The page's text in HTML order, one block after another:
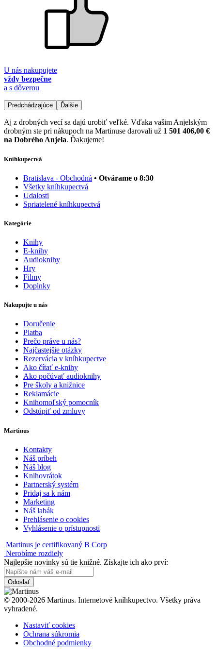
U nás nakupujete
vždy bezpečne
a s dôverou
Predchádzajúce Ďalšie
Aj z drobných vecí sa dajú urobiť veľké. Vďaka vašim Anjelským
drobným ste pri nákupoch na Martinuse darovali už 1 501 406,00 €
na Dobrého Anjela. Ďakujeme!
Kníhkupectvá
Bratislava - Obchodná • Otvárame o 8:30
Všetky kníhkupectvá
Udalosti
Spriatelené kníhkupectvá
Kategórie
Knihy
E-knihy
Audioknihy
Hry
Filmy
Doplnky
Nakupujte u nás
Doručenie
Platba
Prečo práve u nás?
Najčastejšie otázky
Rezervácia v kníhkupectve
Ako čítať e-knihy
Ako počúvať audioknihy
Pre školy a knižnice
Reklamácie
Knihomoľský pomocník
Odstúpiť od zmluvy
Martinus
Kontakty
Náš príbeh
Náš blog
Knihovrátok
Partnerský systém
Pridaj sa k nám
Marketing
Náš labák
Prehlásenie o cookies
Vyhlásenie o prístupnosti
Martinus je certifikovaný B Corp
Nerobíme rozdiely
Najlepšie novinky sú tie knižné. Získajte ich ako prví:
Odoslať
© 2000-2026 Martinus. Internetové kníhkupectvo. Všetky práva
vyhradené.
Nastaviť cookies
Ochrana súkromia
Obchodné podmienky